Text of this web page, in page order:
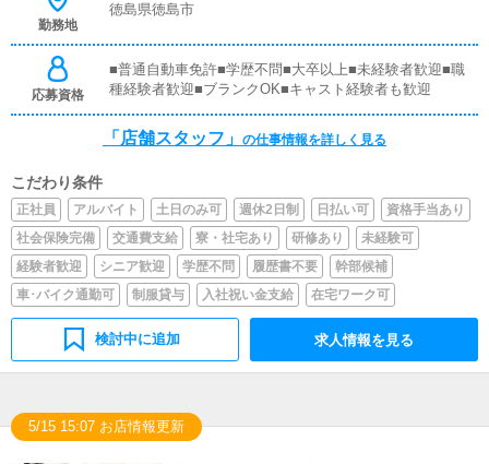
はボタンを押すだけや、ブログの更新時に簡単に文字が入
きます。■清掃・備品管理お客様やキャストの方に快適に
お過ごしいただくため、店内の清掃や備品の管理・補充を
行っていただきます。
勤務地
徳島県徳島市
応募資格
■普通自動車免許■学歴不問■大卒以上■未経験者歓迎■職
種経験者歓迎■ブランクOK■キャスト経験者も歓迎
「店舗スタッフ」 の仕事情報を詳しく見る
こだわり条件
正社員 アルバイト 土日のみ可 週休2日制 日払い可
資格手当あり
社会保険完備
交通費支給 寮・社宅あり 研修あり
未経験可
経験者歓迎
シニア歓迎 学歴不問 履歴書不要
幹部候補
車･バイク通勤可
制服貸与 入社祝い金支給 在宅ワーク可
検討中に追加 求人情報を見る
5/15 15:07 お店情報更新